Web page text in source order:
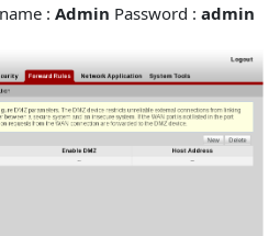
: Admin Password : admin